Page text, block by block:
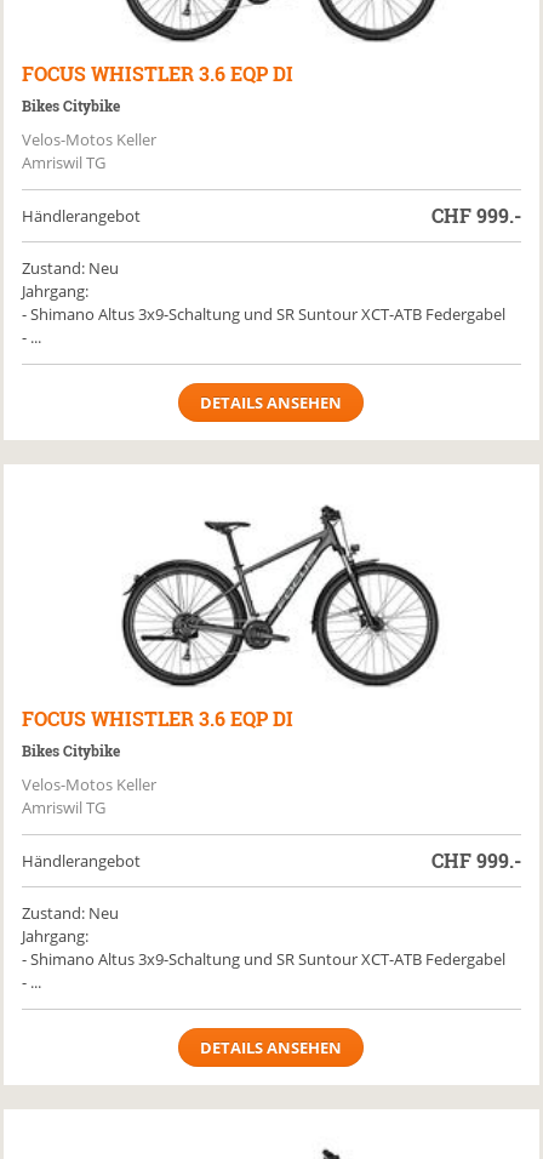
FOCUS WHISTLER 3.6 EQP DI
Bikes Citybike
Velos-Motos Keller
Amriswil TG
Händlerangebot CHF999.-
Zustand: Neu
Jahrgang:
- Shimano Altus 3x9-Schaltung und SR Suntour XCT-ATB Federgabel
- ...
DETAILS ANSEHEN
FOCUS WHISTLER 3.6 EQP DI
Bikes Citybike
Velos-Motos Keller
Amriswil TG
Händlerangebot CHF999.-
Zustand: Neu
Jahrgang:
- Shimano Altus 3x9-Schaltung und SR Suntour XCT-ATB Federgabel
- ...
DETAILS ANSEHEN